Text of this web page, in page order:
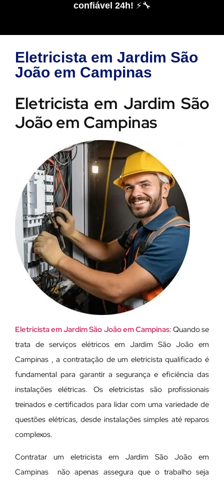
confiável 24h! ⚡🔧
Eletricista em Jardim São
João em Campinas
Eletricista em Jardim São
João em Campinas
Eletricista em Jardim São João em Campinas: Quando se
trata de serviços elétricos em Jardim São João em
Campinas , a contratação de um eletricista qualificado é
fundamental para garantir a segurança e eficiência das
instalações elétricas. Os eletricistas são profissionais
treinados e certificados para lidar com uma variedade de
questões elétricas, desde instalações simples até reparos
complexos.
Contratar um eletricista em Jardim São João em
Campinas não apenas assegura que o trabalho seja